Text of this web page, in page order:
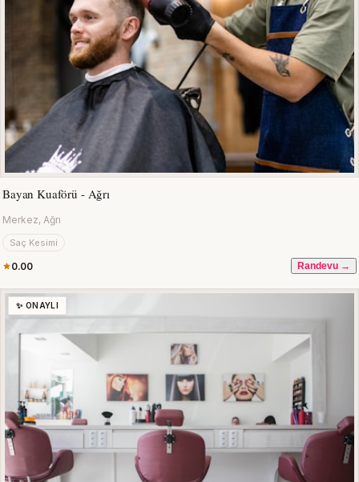
Bayan Kuaförü - Ağrı
Merkez, Ağrı
Saç Kesimi
0.00 Randevu →
✨ ONAYLI